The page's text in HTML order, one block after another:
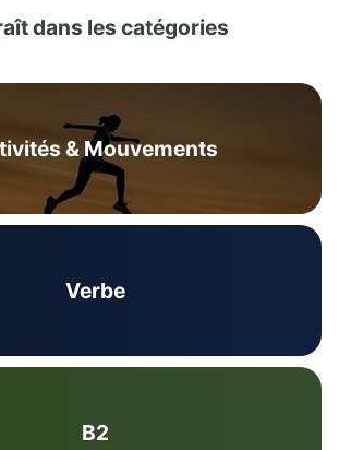
dans les catégories
& Mouvements
Verbe
B2